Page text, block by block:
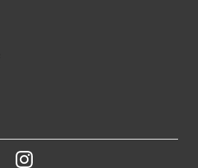
YoutubeInstagram